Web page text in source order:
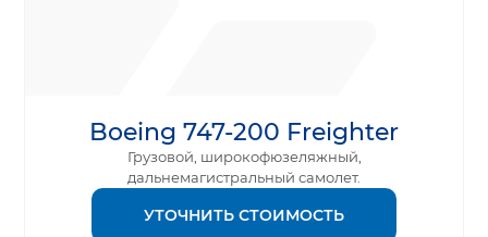
Boeing 747-200 Freighter
Грузовой, широкофюзеляжный,
дальнемагистральный самолет.
УТОЧНИТЬ СТОИМОСТЬ